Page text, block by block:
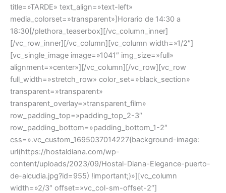
title=»TARDE» text_align=»text-left»
media_colorset=»transparent»]Horario de 14:30 a
18:30[/plethora_teaserbox][/vc_column_inner]
[/vc_row_inner][/vc_column][vc_column width=»1/2″]
[vc_single_image image=»1041″ img_size=»full»
alignment=»center»][/vc_column][/vc_row][vc_row
full_width=»stretch_row» color_set=»black_section»
transparent=»transparent»
transparent_overlay=»transparent_film»
row_padding_top=»padding_top_2-3″
row_padding_bottom=»padding_bottom_1-2″
css=».vc_custom_1695037014227{background-image:
url(https://hostaldiana.com/wp-
content/uploads/2023/09/Hostal-Diana-Elegance-puerto-
de-alcudia.jpg?id=955) !important;}»][vc_column
width=»2/3″ offset=»vc_col-sm-offset-2″]